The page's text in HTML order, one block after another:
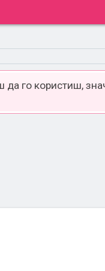
го користиш,